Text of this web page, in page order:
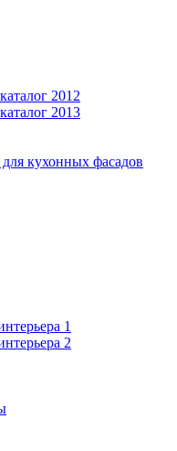
2012
2013
кухонных фасадов
1
2